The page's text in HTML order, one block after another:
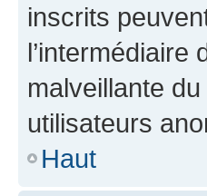
inscrits
l’intermédiaire
malveillante
utilisateurs
Haut